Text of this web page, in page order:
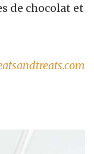
de chocolat et